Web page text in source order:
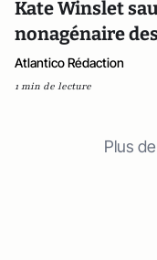
Kate Winslet
nonagénaire
Atlantico Rédaction
1 min de lecture
Plus